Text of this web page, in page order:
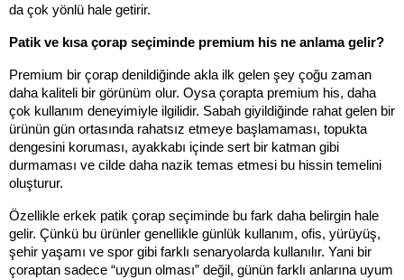
da çok yönlü hale getirir.
Patik ve kısa çorap seçiminde premium his ne anlama gelir?
Premium bir çorap denildiğinde akla ilk gelen şey çoğu zaman
daha kaliteli bir görünüm olur. Oysa çorapta premium his, daha
çok kullanım deneyimiyle ilgilidir. Sabah giyildiğinde rahat gelen bir
ürünün gün ortasında rahatsız etmeye başlamaması, topukta
dengesini koruması, ayakkabı içinde sert bir katman gibi
durmaması ve cilde daha nazik temas etmesi bu hissin temelini
oluşturur.
Özellikle erkek patik çorap seçiminde bu fark daha belirgin hale
gelir. Çünkü bu ürünler genellikle günlük kullanım, ofis, yürüyüş,
şehir yaşamı ve spor gibi farklı senaryolarda kullanılır. Yani bir
çoraptan sadece “uygun olması” değil, günün farklı anlarına uyum